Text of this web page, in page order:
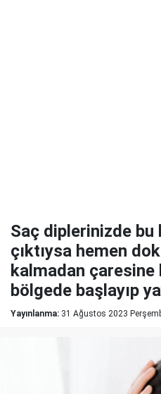
Saç diplerinizde
çıktıysa hemen
kalmadan çaresine
bölgede başlayıp
Yayınlanma: 31 Ağustos 2023